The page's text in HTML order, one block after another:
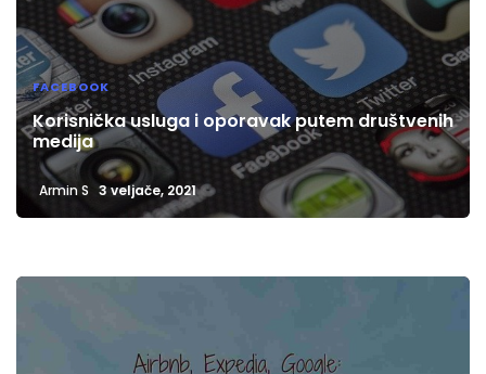
FACEBOOK
Korisnička usluga i oporavak putem društvenih
medija
Armin S 3 veljače, 2021